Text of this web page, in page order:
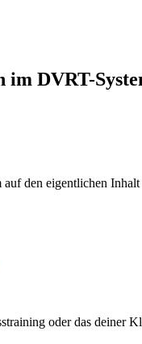
im DVRT-
auf den eigentlichen
oder das